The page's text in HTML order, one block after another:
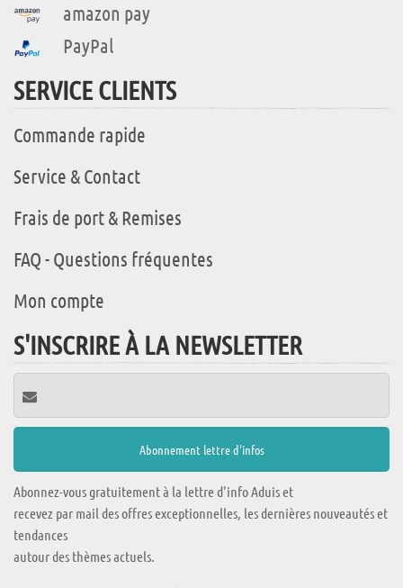
amazon pay
PayPal
SERVICE CLIENTS
Commande rapide
Service & Contact
Frais de port & Remises
FAQ - Questions fréquentes
Mon compte
S'INSCRIRE À LA NEWSLETTER
Abonnez-vous gratuitement à la lettre d'info Aduis et
recevez par mail des offres exceptionnelles, les dernières nouveautés et
tendances
autour des thèmes actuels.